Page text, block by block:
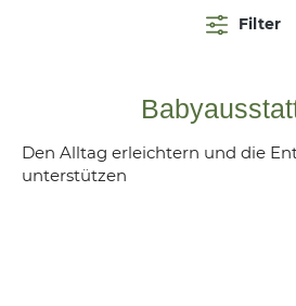
Filter
Den Alltag erleichtern und die
unterstützen